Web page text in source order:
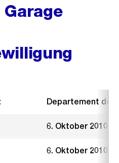
Departement der
6. Oktober 2010
6. Oktober 2010